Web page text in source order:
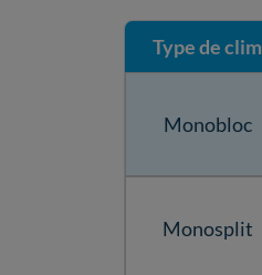
Type de clim
Monobloc
Monosplit